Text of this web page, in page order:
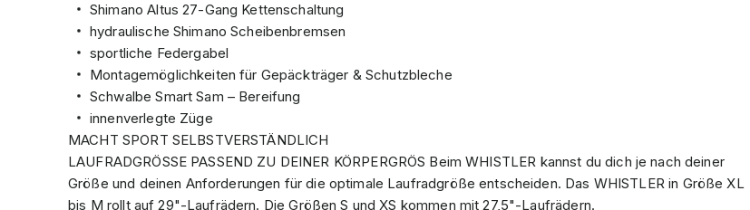
Shimano Altus 27-Gang Kettenschaltung
hydraulische Shimano Scheibenbremsen
sportliche Federgabel
Montagemöglichkeiten für Gepäckträger & Schutzbleche
Schwalbe Smart Sam – Bereifung
innenverlegte Züge
MACHT SPORT SELBSTVERSTÄNDLICH
LAUFRADGRÖSSE PASSEND ZU DEINER KÖRPERGRÖS Beim WHISTLER kannst du dich je nach deiner
Größe und deinen Anforderungen für die optimale Laufradgröße entscheiden. Das WHISTLER in Größe XL
bis M rollt auf 29"-Laufrädern. Die Größen S und XS kommen mit 27,5"-Laufrädern.